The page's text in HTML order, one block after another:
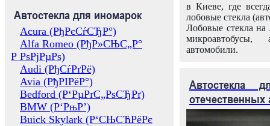
Автостекла для иномарок
Acura (РђРєСѓСЂР°)
Alfa Romeo (РђР»СЊС„Р°
Р РѕРјРµРѕ)
Audi (РђСѓРґРё)
Avia (РђРІРёР°)
Bedford (Р‘РµРґС„РѕСЂРґ)
BMW (Р‘РњР’)
Buick Skylark (Р‘СЊСЋРёРє
в Киеве, где
лобовые стекла
Лобовые стекла на
микроавтобусы,
автомобили.
Автостекла
отечественных